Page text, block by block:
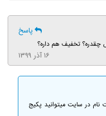
پاسخ
چقدره؟ تخفیف هم داره؟
۱۶ آذر ۱۳۹۹
نام در سایت میتوانید پکیج